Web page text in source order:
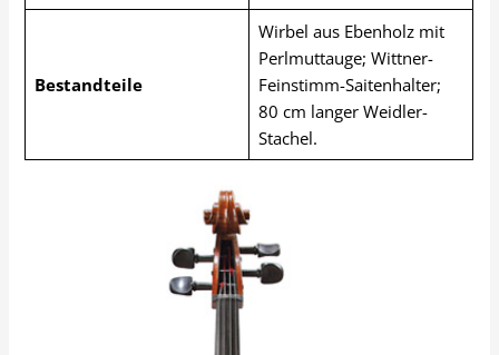
Bestandteile
Wirbel aus Ebenholz mit
Perlmuttauge; Wittner-
Feinstimm-Saitenhalter;
80 cm langer Weidler-
Stachel.